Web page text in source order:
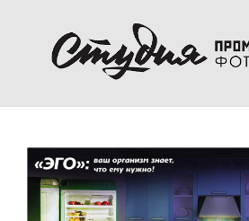
ПОРТФОЛИО
ТВОРЧЕСКИЕ ПРОЕКТЫ
КОНТАКТЫ